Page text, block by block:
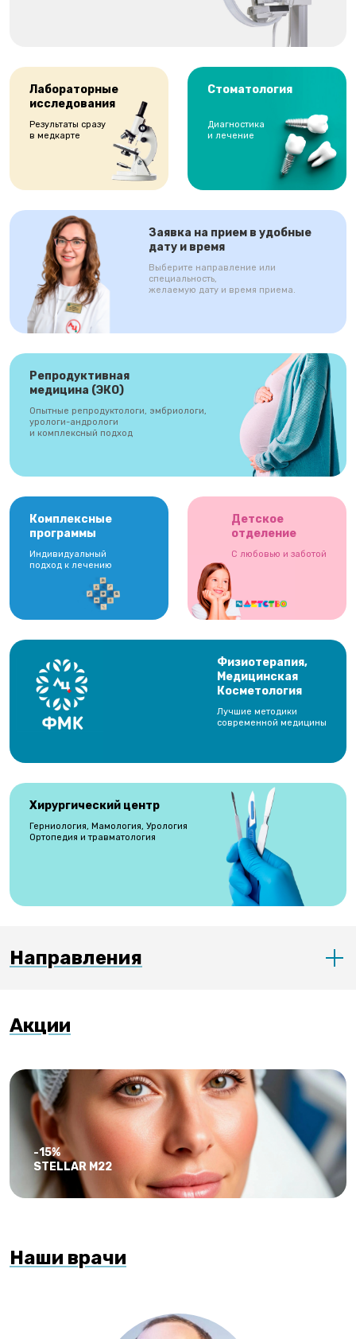
Лабораторные
исследования
Результаты сразу
в медкарте
Стоматология
Диагностика
и лечение
Заявка на прием в удобные
дату и время
Выберите направление или
специальность,
желаемую дату и время приема.
Репродуктивная
медицина (ЭКО)
Опытные репродуктологи, эмбриологи,
урологи-андрологи
и комплексный подход
Комплексные
программы
Индивидуальный
подход к лечению
Детское
отделение
С любовью и заботой
Физиотерапия,
Медицинская
Косметология
Лучшие методики
современной медицины
Хирургический центр
Герниология, Мамология, Урология
Ортопедия и травматология
Направления
Акции
-15%
STELLAR M22
Наши врачи